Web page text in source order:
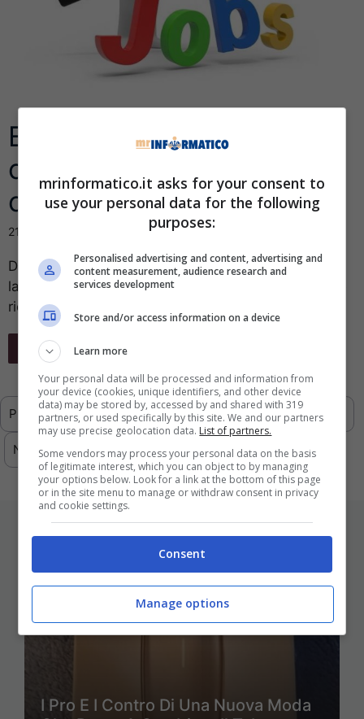
Ecco i dieci nuovi lavori
che oggi puoi trovare
cercando sul web
21 Ottobre 2016
Da un’indagine svolta per Google ecco i dieci nuovi
lavori che oggi si possono cercare con una semplice
ricerca sul web: ...
Leggi Tutto
Previous 1 … 290 291 292 293
Next
ULTIMI ARTICOLI
I Pro E I Contro Di Una Nuova Moda
mrinformatico.it asks for your consent to
use your personal data for the following
purposes:
Personalised advertising and content, advertising and
content measurement, audience research and
services development
Store and/or access information on a device
Learn more
Your personal data will be processed and information from
your device (cookies, unique identifiers, and other device
data) may be stored by, accessed by and shared with 319
partners, or used specifically by this site. We and our partners
may use precise geolocation data. List of partners.
Some vendors may process your personal data on the basis
of legitimate interest, which you can object to by managing
your options below. Look for a link at the bottom of this page
or in the site menu to manage or withdraw consent in privacy
and cookie settings.
Consent
Manage options